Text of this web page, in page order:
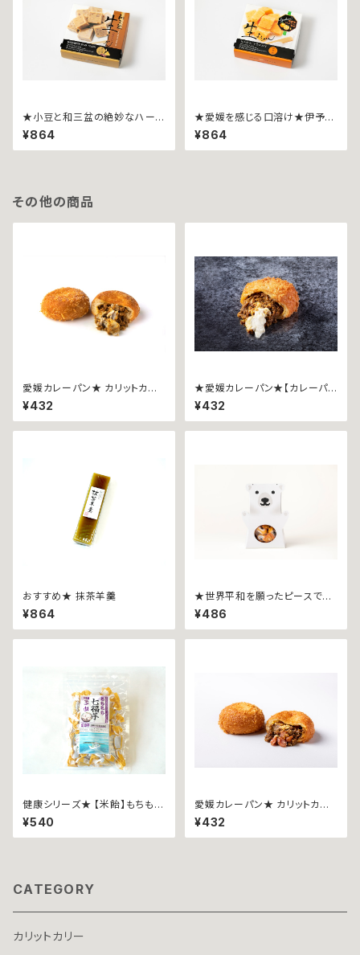
★小豆と和三盆の絶妙なハーモ
ニー★和三盆生ようかん~９粒
入~
¥864
★愛媛を感じる口溶け★伊予柑
生ようかん~９粒入~
¥864
その他の商品
愛媛カレーパン★ カリットカリ
ー ~愛媛産ブランド里芋、伊予
美人~
¥432
★愛媛カレーパン★【カレーパン
グランプリ2022金賞受賞商品】
カリットカリー ~瀬戸内レモン香
るチーズ~
¥432
おすすめ★ 抹茶羊羹
¥864
★世界平和を願ったピースです
★しろくまピースソフトキャンデ
ィ箱入∼70ｇ∼
¥486
健康シリーズ★ 【米飴】もちもち
七福あめ
¥540
愛媛カレーパン★ カリットカリ
ー ~愛媛西予市城川の貴重な
ウインナー~
¥432
CATEGORY
カリットカリー